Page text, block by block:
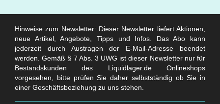
Hinweise zum Newsletter: Dieser Newsletter liefert Aktionen,
neue Artikel, Angebote, Tipps und Infos. Das Abo kann
jederzeit durch Austragen der E-Mail-Adresse beendet
werden. Gemäß § 7 Abs. 3 UWG ist dieser Newsletter nur für
Bestandskunden des Liquidlager.de Onlineshops
vorgesehen, bitte prüfen Sie daher selbstständig ob Sie in
einer Geschäftsbeziehung zu uns stehen.